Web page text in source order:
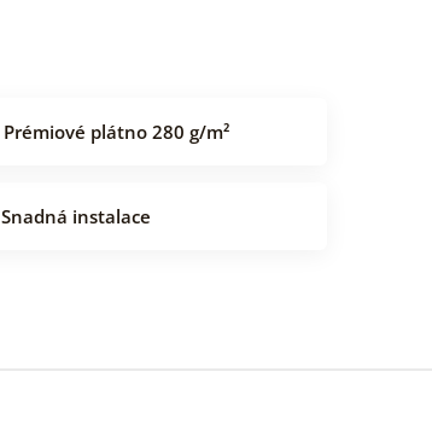
Prémiové plátno 280 g/m²
Snadná instalace